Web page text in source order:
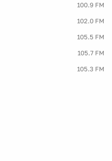
100.9 FM
102.0 FM
105.5 FM
105.7 FM
105.3 FM